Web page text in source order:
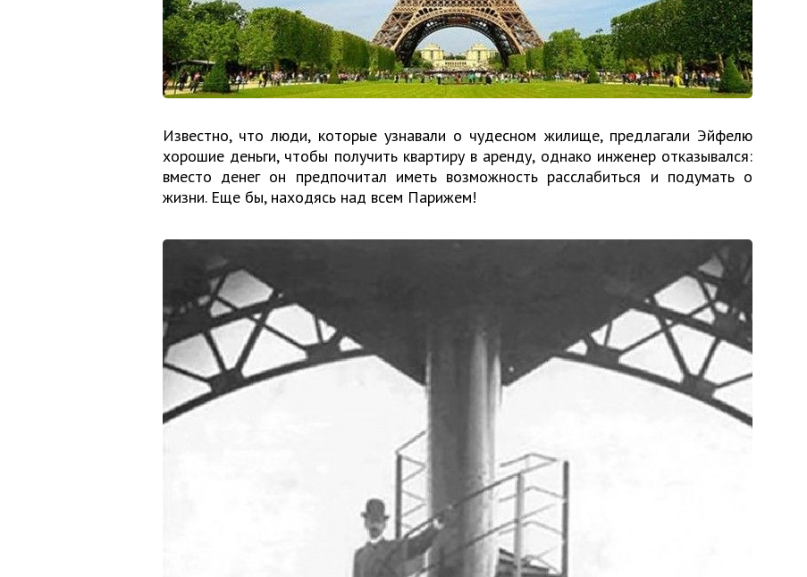
Известно, что люди, которые узнавали о чудесном жилище, предлагали Эйфелю
хорошие деньги, чтобы получить квартиру в аренду, однако инженер отказывался:
вместо денег он предпочитал иметь возможность расслабиться и подумать о
жизни. Еще бы, находясь над всем Парижем!